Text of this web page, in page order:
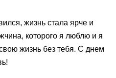
жизнь стала ярче и
которого я люблю и я
жизнь без тебя. С днем